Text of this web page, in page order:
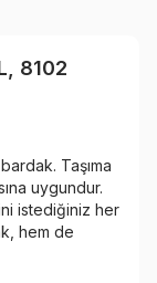
8102
Taşıma
uygundur.
istediğiniz her
hem de